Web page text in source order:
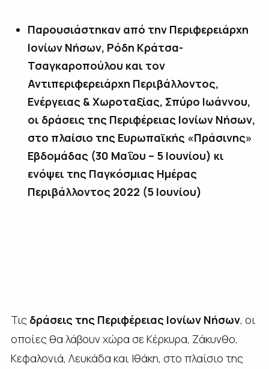
Παρουσιάστηκαν από την Περιφερειάρχη
Ιονίων Νήσων, Ρόδη Κράτσα-
Τσαγκαροπούλου και τον
Αντιπεριφερειάρχη Περιβάλλοντος,
Ενέργειας & Χωροταξίας, Σπύρο Ιωάννου,
οι δράσεις της Περιφέρειας Ιονίων Νήσων,
στο πλαίσιο της Ευρωπαϊκής «Πράσινης»
Εβδομάδας (30 Μαΐου – 5 Ιουνίου) κι
ενόψει της Παγκόσμιας Ημέρας
Περιβάλλοντος 2022 (5 Ιουνίου)
Τις δράσεις της Περιφέρειας Ιονίων Νήσων, οι
οποίες θα λάβουν χώρα σε Κέρκυρα, Ζάκυνθο,
Κεφαλονιά, Λευκάδα και Ιθάκη, στο πλαίσιο της